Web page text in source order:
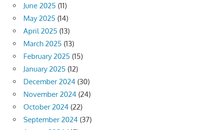
June 2025 (11)
May 2025 (14)
April 2025 (13)
March 2025 (13)
February 2025 (15)
January 2025 (12)
December 2024 (30)
November 2024 (24)
October 2024 (22)
September 2024 (37)